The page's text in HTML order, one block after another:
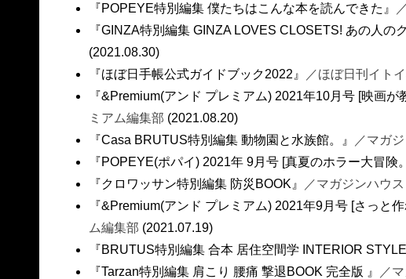
『POPEYE特別編集 僕たちはこんな本を読んできた』
『GINZA特別編集 GINZA LOVES CLOSETS! あの人の
(2021.08.30)
『ほぼ日手帳公式ガイドブック2022』
／ほぼ日刊イト
『&Premium(アンド プレミアム) 2021年10月号 [映画が
ミアム編集部 (2021.08.20)
『Casa BRUTUS特別編集 動物園と水族館。』
／マガ
『POPEYE(ポパイ) 2021年 9月号 [真夏のホラー大冒険
『クロワッサン特別編集 防災BOOK』
／マガジンハウス
『&Premium(アンド プレミアム) 2021年9月号 [さっと
ム編集部 (2021.07.19)
『BRUTUS特別編集 合本 居住空間学 INTERIOR
『Tarzan特別編集 肩こり 腰痛 撃退BOOK 完全版 』
／